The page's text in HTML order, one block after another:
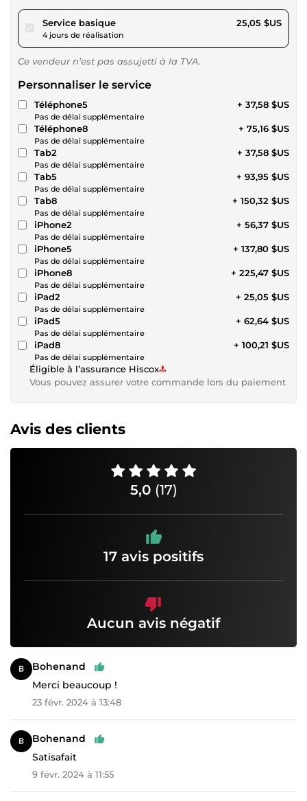
Service basiquepour 23,09 $US
4 jours de réalisation
25,05 $US
Ce vendeur n’est pas assujetti à la TVA.
Personnaliser le service
Téléphone5
Pas de délai supplémentaire
+ 37,58 $US
Téléphone8
Pas de délai supplémentaire
+ 75,16 $US
Tab2
Pas de délai supplémentaire
+ 37,58 $US
Tab5
Pas de délai supplémentaire
+ 93,95 $US
Tab8
Pas de délai supplémentaire
+ 150,32 $US
iPhone2
Pas de délai supplémentaire
+ 56,37 $US
iPhone5
Pas de délai supplémentaire
+ 137,80 $US
iPhone8
Pas de délai supplémentaire
+ 225,47 $US
iPad2
Pas de délai supplémentaire
+ 25,05 $US
iPad5
Pas de délai supplémentaire
+ 62,64 $US
iPad8
Pas de délai supplémentaire
+ 100,21 $US
Éligible à l’assurance Hiscox
Vous pouvez assurer votre commande lors du paiement
Avis des clients
5,0 (17)
17 avis positifs
Aucun avis négatif
Bohenand
Merci beaucoup !
23 févr. 2024 à 13:48
Bohenand
Satisafait
9 févr. 2024 à 11:55